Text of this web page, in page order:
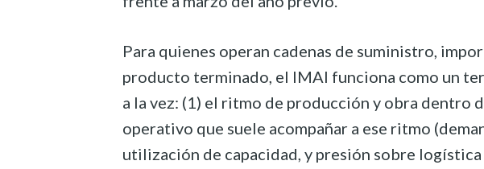
Para quienes operan cadenas de suministro,
producto terminado, el IMAI funciona como un
a la vez: (1) el ritmo de producción y obra dentro
operativo que suele acompañar a ese ritmo
utilización de capacidad, y presión sobre logística